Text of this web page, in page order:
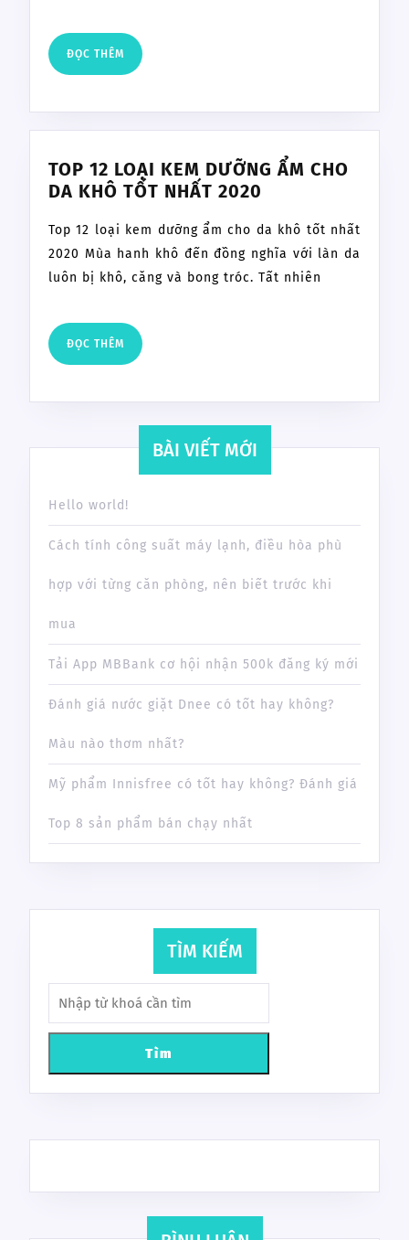
GIÁ
BAO
THÁI
BAN
ĐỌC THÊM ĐỌC
THÊM
TOP 12 LOẠI KEM DƯỠNG ẨM CHO
DA KHÔ TỐT NHẤT 2020
LOẠI
KEM
DƯỠNG
2020
Top 12 loại kem dưỡng ẩm cho da khô tốt nhất
2020 Mùa hanh khô đến đồng nghĩa với làn da
luôn bị khô, căng và bong tróc. Tất nhiên
ĐỌC THÊM ĐỌC
THÊM
BÀI VIẾT MỚI
Hello world!
Cách tính công suất máy lạnh, điều hòa phù
hợp với từng căn phòng, nên biết trước khi
mua
Tải App MBBank cơ hội nhận 500k đăng ký mới
Đánh giá nước giặt Dnee có tốt hay không?
Màu nào thơm nhất?
Mỹ phẩm Innisfree có tốt hay không? Đánh giá
Top 8 sản phẩm bán chạy nhất
TÌM KIẾM
Tìm